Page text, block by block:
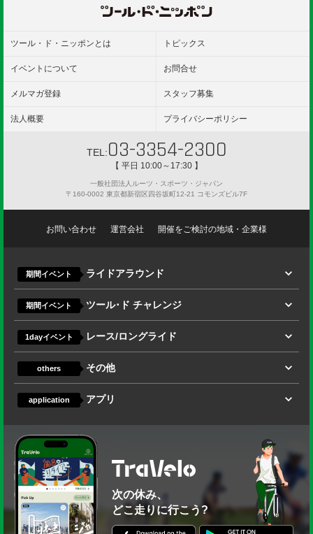
ツール・ド・ニッポンとは トピックス
イベントについて お問合せ
メルマガ登録 スタッフ募集
法人概要 プライバシーポリシー
TEL:03-3354-2300
【 平日 10:00～17:30 】
一般社団法人ルーツ・スポーツ・ジャパン
〒160-0002 東京都新宿区四谷坂町12-21 コモンズビル7F
お問い合わせ 運営会社 開催をご検討の地域・企業様
期間イベント ライドアラウンド
期間イベント ツール･ド チャレンジ
1dayイベント レース/ロングライド
others その他
application アプリ
次の休み、
どこ走りに行こう?